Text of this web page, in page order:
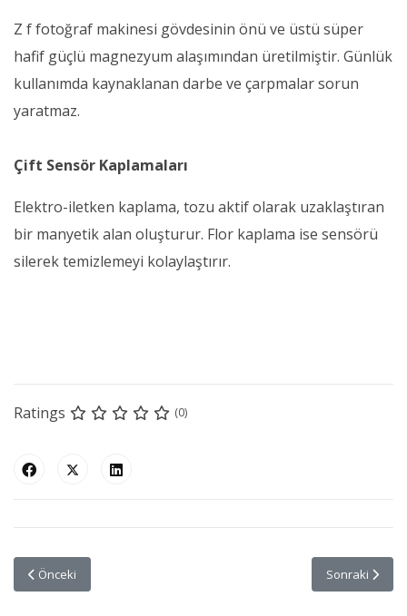
Z f fotoğraf makinesi gövdesinin önü ve üstü süper
hafif güçlü magnezyum alaşımından üretilmiştir. Günlük
kullanımda kaynaklanan darbe ve çarpmalar sorun
yaratmaz.
Çift Sensör Kaplamaları
Elektro-iletken kaplama, tozu aktif olarak uzaklaştıran
bir manyetik alan oluşturur. Flor kaplama ise sensörü
silerek temizlemeyi kolaylaştırır.
Ratings (0)
Önceki makale: Salomon Cappadocia Ultra-Trail®’e 10.yılında rekor
Önceki Sonraki
Sonraki